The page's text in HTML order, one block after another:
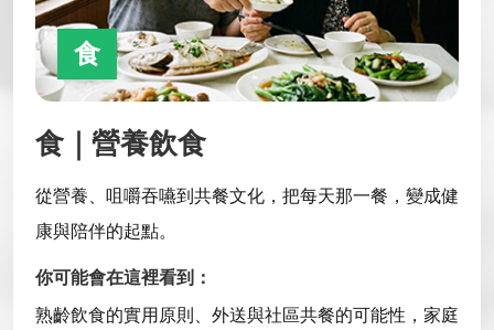
食
食｜營養飲食
從營養、咀嚼吞嚥到共餐文化，把每天那一餐，變成健
康與陪伴的起點。
你可能會在這裡看到：
熟齡飲食的實用原則、外送與社區共餐的可能性，家庭